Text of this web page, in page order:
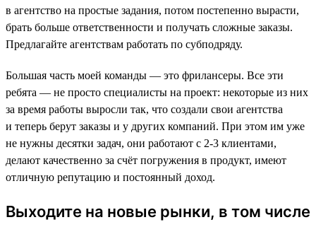
в агентство на простые задания, потом постепенно вырасти,
брать больше ответственности и получать сложные заказы.
Предлагайте агентствам работать по субподряду.
Большая часть моей команды — это фрилансеры. Все эти
ребята — не просто специалисты на проект: некоторые из них
за время работы выросли так, что создали свои агентства
и теперь берут заказы и у других компаний. При этом им уже
не нужны десятки задач, они работают с 2-3 клиентами,
делают качественно за счёт погружения в продукт, имеют
отличную репутацию и постоянный доход.
Выходите на новые рынки, в том числе